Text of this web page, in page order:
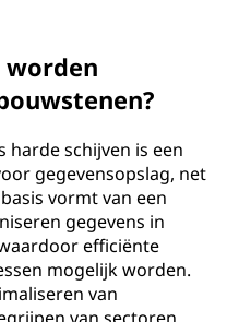
worden
harde schijven is een
gegevensopslag, net
vormt van een
gegevens in
efficiënte
mogelijk worden.
van